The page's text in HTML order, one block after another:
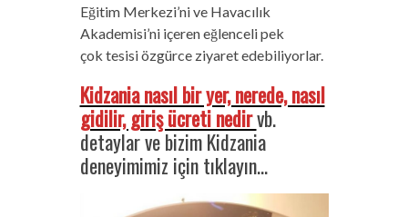
Eğitim Merkezi’ni ve Havacılık
Akademisi’ni içeren eğlenceli pek
çok tesisi özgürce ziyaret edebiliyorlar.
Kidzania nasıl bir yer, nerede, nasıl
gidilir, giriş ücreti nedirvb.
detaylar ve bizim Kidzania
deneyimimiz için tıklayın…